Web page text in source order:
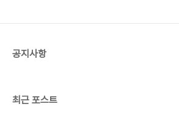
공지사항
최근 포스트